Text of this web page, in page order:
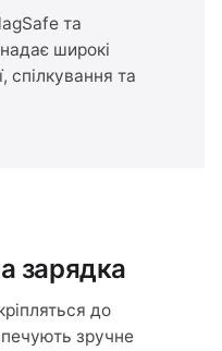
та
широкі
спілкування та
зарядка
до
зручне